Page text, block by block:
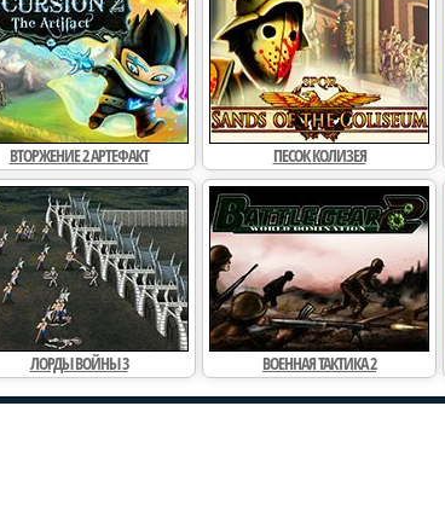
Лорды войны 2 Древние
ВТОРЖЕНИЕ 2 АРТЕФАКТ ПЕСОК КОЛИЗЕЯ
ЛОРДЫ ВОЙНЫ 3 ВОЕННАЯ ТАКТИКА 2